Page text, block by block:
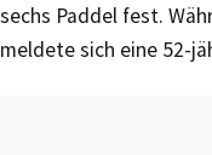
sechs Paddel fest.
meldete sich eine 52-